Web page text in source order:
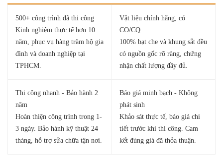
500+ công trình đã thi công
Kinh nghiệm thực tế hơn 10
năm, phục vụ hàng trăm hộ gia
đình và doanh nghiệp tại
TPHCM.
Vật liệu chính hãng, có
CO/CQ
100% bạt che và khung sắt đều
có nguồn gốc rõ ràng, chứng
nhận chất lượng đầy đủ.
Thi công nhanh - Bảo hành 2
năm
Hoàn thiện công trình trong 1-
3 ngày. Bảo hành kỹ thuật 24
tháng, hỗ trợ sửa chữa tận nơi.
Báo giá minh bạch - Không
phát sinh
Khảo sát thực tế, báo giá chi
tiết trước khi thi công. Cam
kết đúng giá đã thỏa thuận.